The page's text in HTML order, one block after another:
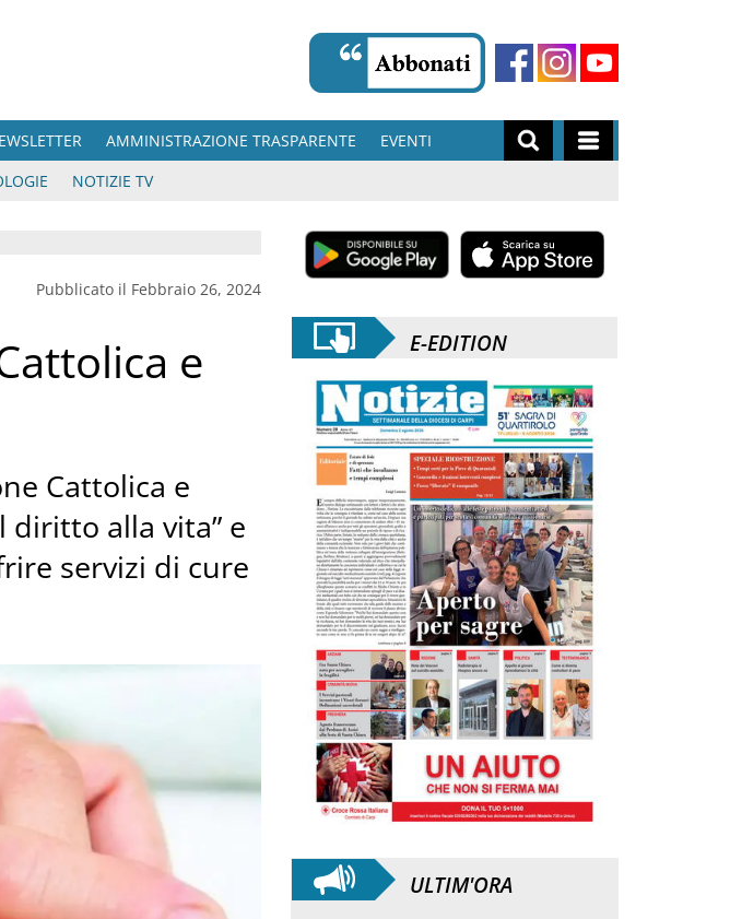
AMMINISTRAZIONE TRASPARENTE
EVENTI
NOTIZIE TV
Pubblicato il Febbraio 26, 2024
e
Cattolica e
diritto alla vita” e
servizi di cure
E-EDITION
ULTIM'ORA